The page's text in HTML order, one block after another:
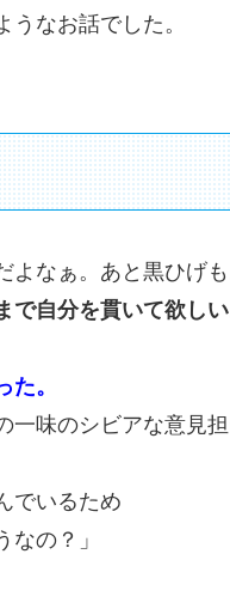
うなお話でした。
なぁ。あと黒ひげも
自分を貫いて欲しい
。
一味のシビアな意見
でいるため
なの？」